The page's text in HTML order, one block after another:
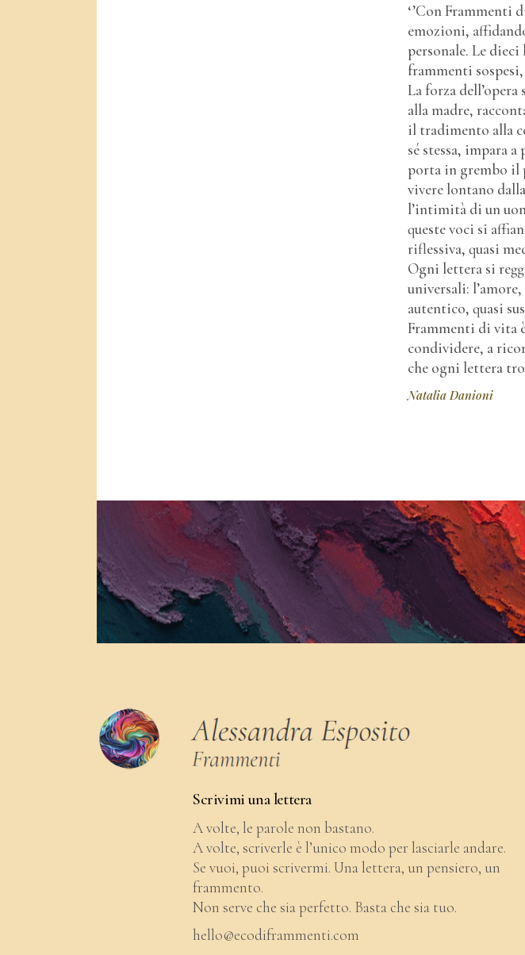
‘’Con Frammenti
emozioni,
personale. Le
frammenti
La forza
alla madre,
il tradimento alla
sé stessa, impara
porta in grembo il
vivere lontano
l’intimità di un
queste voci si
riflessiva, quasi
Ogni lettera si
universali:
autentico, quasi
Frammenti di vita
condividere, a
che ogni lettera
Natalia Danioni
Scrivimi una lettera
A volte, le parole non bastano.
A volte, scriverle è l’unico modo per lasciarle andare.
Se vuoi, puoi scrivermi. Una lettera, un pensiero, un
frammento.
Non serve che sia perfetto. Basta che sia tuo.
hello@ecodiframmenti.com